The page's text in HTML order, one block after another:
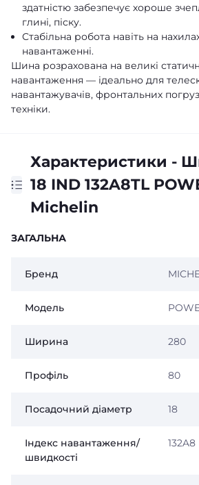
здатністю забезпечує хороше
глині, піску.
Стабільна робота навіть на
навантаженні.
Шина розрахована на великі
навантаження — ідеально для
навантажувачів, фронтальних
техніки.
Характеристики -
18 IND 132A8TL
Michelin
ЗАГАЛЬНА
Бренд
Модель
Ширина 280
Профіль 80
Посадочний діаметр 18
Індекс навантаження/
швидкості
132A8